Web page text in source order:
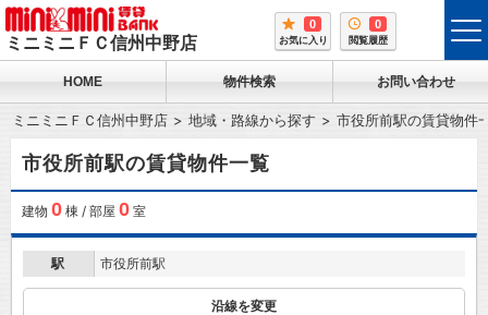
ミニミニＦＣ信州中野店
0
お気に入り
0
閲覧履歴
HOME 物件検索 お問い合わせ
ミニミニＦＣ信州中野店 地域・路線から探す 市役所前駅の賃貸物件
市役所前駅の賃貸物件一覧
建物 0棟 / 部屋 0室
駅 市役所前駅
沿線を変更